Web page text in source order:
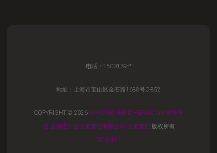
电话：1500139**
地址：上海市宝山区金石路1688号C-852
COPYRIGHT © 2026 WWW.RENRENCHEPAI.COM 投资管
理
上海橙白蓝投资管理有限公司 投资管理 版权所有
SITEMAP